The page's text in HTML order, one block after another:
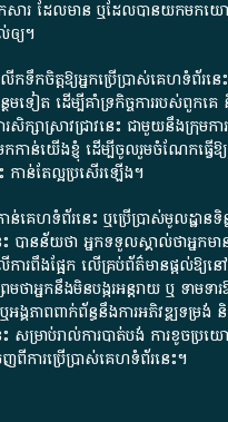
សារ​ ដែល​មាន​ ឬ​ដែល​បាន​យក​មក​យ
ឲ្យ​។
កចិត្តឱ្យអ្នកប្រើប្រាស់គេហទំព័រនេះ
ថែមទៀត ដើម្បីគាំទ្រកិច្ចការ​របស់ពួកគ
ក្សាស្រាវជ្រាវនេះ ជាមួយនឹងក្រុមក
កាន់យើងខ្ញុំ ដើម្បីចូលរួមចំណែកធ្វើ
ាន់តែល្អប្រសើរឡើង។
ន់គេហទំព័រនេះ ឬប្រើប្រាស់មូលដ្ឋាន
បានន័យថា អ្នកទទួលស្គាល់ថាអ្នកម
ារពឹងផ្អែក លើគ្រប់ព័ត៌មានផ្តល់ឱ្យ
ាអ្នកនឹងមិនបង្ករអន្តរាយ ឬ ទាមទា
អង្គភាពពាក់ព័ន្ធនឹងការអភិវឌ្ឍទម្រង់
សម្រាប់រាល់ការបាត់បង់ ការខូចប្រយ
ពីការប្រើប្រាស់គេហទំព័រនេះ។